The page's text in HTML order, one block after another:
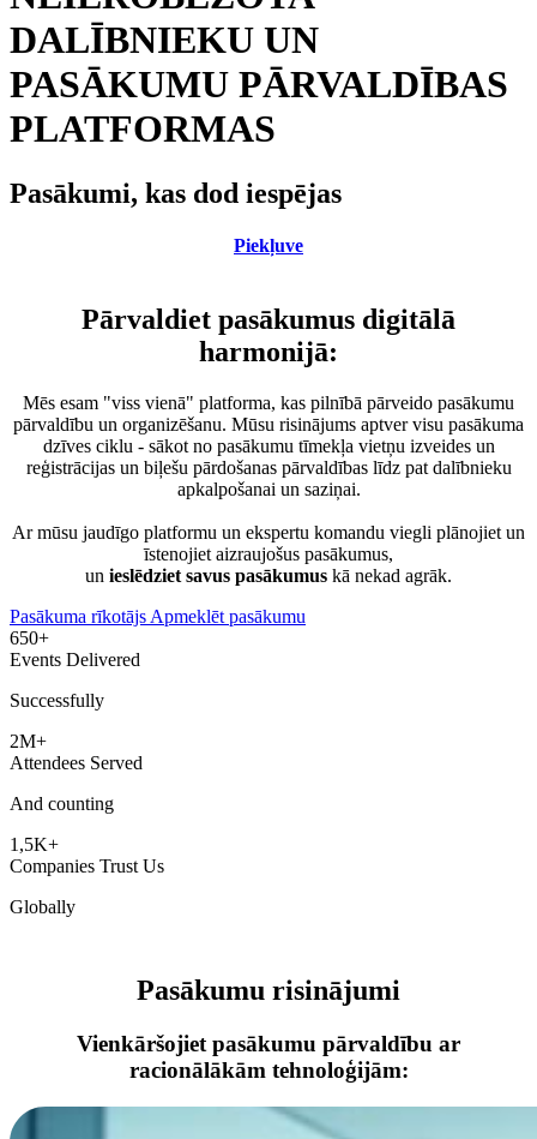
DALĪBNIEKU UN
PASĀKUMU PĀRVALDĪBAS
PLATFORMAS
Pasākumi, kas dod iespējas
Piekļuve
Pārvaldiet pasākumus digitālā
harmonijā:
Mēs esam "viss vienā" platforma, kas pilnībā pārveido pasākumu
pārvaldību un organizēšanu. Mūsu risinājums aptver visu pasākuma
dzīves ciklu - sākot no pasākumu tīmekļa vietņu izveides un
reģistrācijas un biļešu pārdošanas pārvaldības līdz pat dalībnieku
apkalpošanai un saziņai.
Ar mūsu jaudīgo platformu un ekspertu komandu viegli plānojiet un
īstenojiet aizraujošus pasākumus,
un ieslēdziet savus pasākumus kā nekad agrāk.
Pasākuma rīkotājs Apmeklēt pasākumu
650+
Events Delivered
Successfully
2M+
Attendees Served
And counting
1,5K+
Companies Trust Us
Globally
Pasākumu risinājumi
Vienkāršojiet pasākumu pārvaldību ar
racionālākām tehnoloģijām: